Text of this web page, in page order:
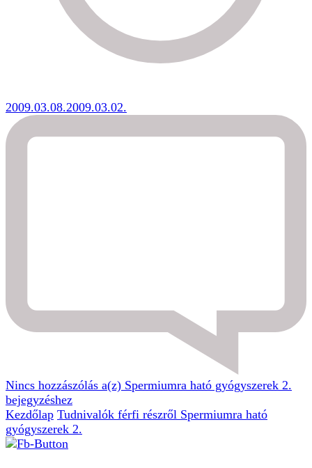
2009.03.08.2009.03.02.
Nincs hozzászólás a(z) Spermiumra ható gyógyszerek 2.
bejegyzéshez
Kezdőlap Tudnivalók férfi részről Spermiumra ható
gyógyszerek 2.